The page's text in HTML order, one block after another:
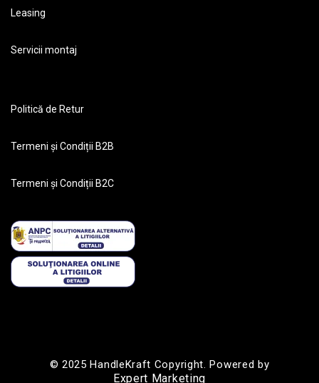
Leasing
Servicii montaj
Politică de Retur
Termeni și Condiții B2B
Termeni și Condiții B2C
© 2025 HandleKraft Copyright. Powered by
Expert Marketing